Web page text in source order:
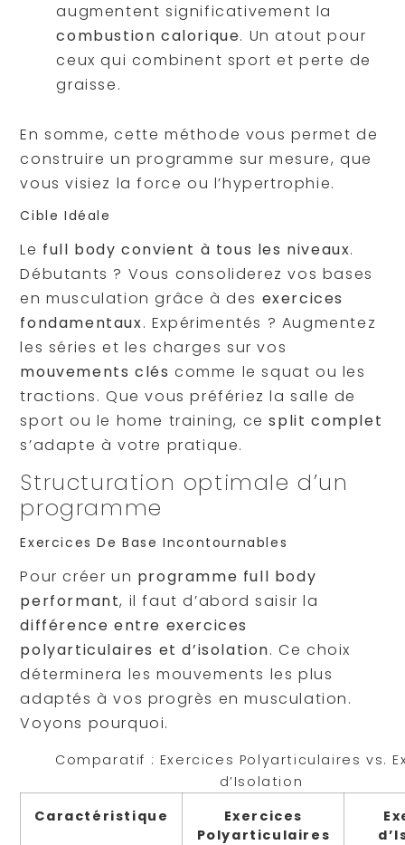
augmentent significativement la
combustion calorique. Un atout pour
ceux qui combinent sport et perte de
graisse.
En somme, cette méthode vous permet de
construire un programme sur mesure, que
vous visiez la force ou l’hypertrophie.
Cible Idéale
Le full body convient à tous les niveaux.
Débutants ? Vous consoliderez vos bases
en musculation grâce à des exercices
fondamentaux. Expérimentés ? Augmentez
les séries et les charges sur vos
mouvements clés comme le squat ou les
tractions. Que vous préfériez la salle de
sport ou le home training, cesplit complet
s’adapte à votre pratique.
Structuration optimale d’un
programme
Exercices De Base Incontournables
Pour créer un programme full body
performant, il faut d’abord saisir la
différence entre exercices
polyarticulaires et d’isolation. Ce choix
déterminera les mouvements les plus
adaptés à vos progrès en musculation.
Voyons pourquoi.
Comparatif : Exercices Polyarticulaires vs.
d’Isolation
Caractéristique
Exercices
Polyarticulaires